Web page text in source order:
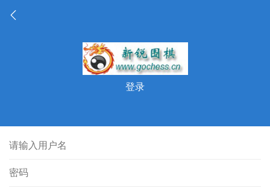
登录